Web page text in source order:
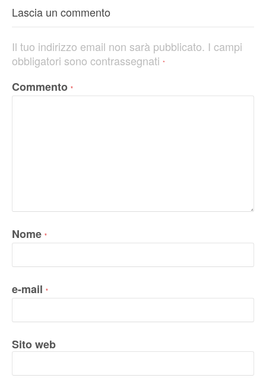
Lascia un commento
Il tuo indirizzo email non sarà pubblicato. I campi
obbligatori sono contrassegnati *
Commento *
Nome *
e-mail *
Sito web